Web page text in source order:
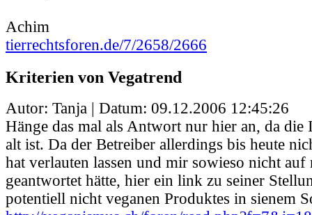
Achim
tierrechtsforen.de/7/2658/2666
Kriterien von Vegatrend
Autor: Tanja | Datum: 09.12.2006 12:45:26
Hänge das mal als Antwort nur hier an, da die
alt ist. Da der Betreiber allerdings bis heute
hat verlauten lassen und mir sowieso nicht auf
geantwortet hätte, hier ein link zu seiner
potentiell nicht veganen Produktes in sienem